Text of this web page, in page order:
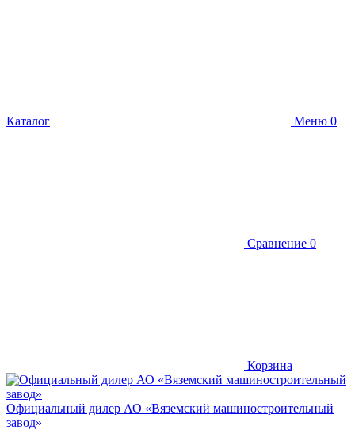
Каталог Меню 0
Сравнение 0
Корзина
Официальный дилер АО «Вяземский машиностроительный
завод»